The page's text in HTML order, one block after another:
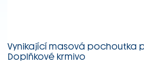
Vynikající masová pochoutka
Doplňkové krmivo